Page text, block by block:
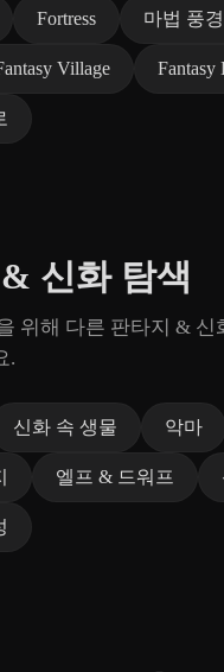
Fortress 마법 풍경
Village Fantasy
신화 탐색
위해 다른 판타지 & 신
.
신화 속 생물 악마
엘프 & 드워프